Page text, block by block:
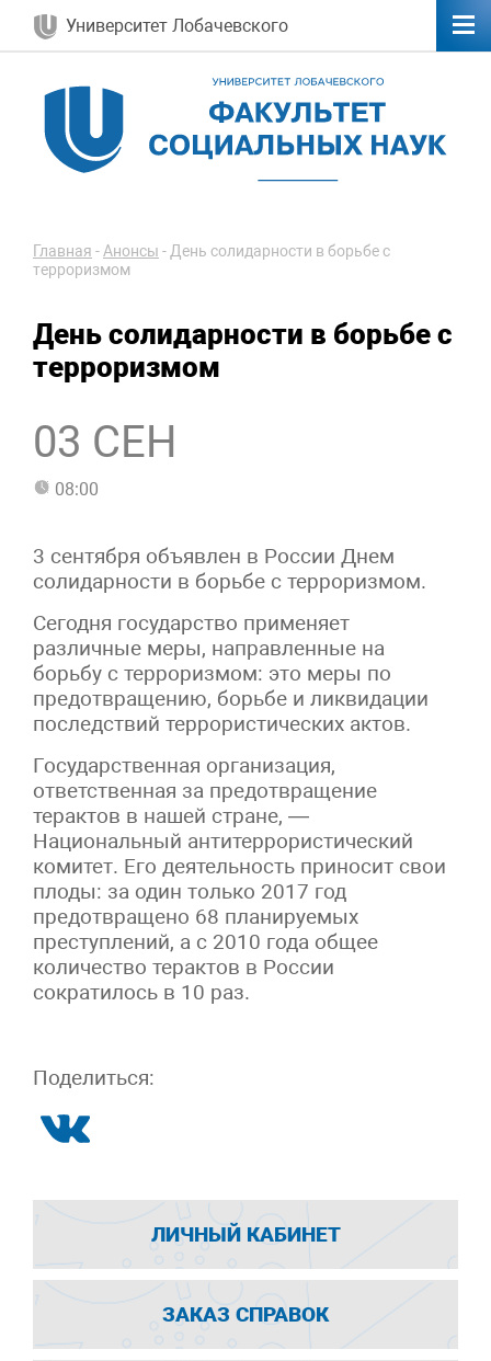
Университет Лобачевского
Главная -Анонсы -День солидарности в борьбе с
терроризмом
День солидарности в борьбе с
терроризмом
03 СЕН
08:00
3 сентября объявлен в России Днем
солидарности в борьбе с терроризмом.
Сегодня государство применяет
различные меры, направленные на
борьбу с терроризмом: это меры по
предотвращению, борьбе и ликвидации
последствий террористических актов.
Государственная организация,
ответственная за предотвращение
терактов в нашей стране, —
Национальный антитеррористический
комитет. Его деятельность приносит свои
плоды: за один только 2017 год
предотвращено 68 планируемых
преступлений, а с 2010 года общее
количество терактов в России
сократилось в 10 раз.
Поделиться:
ЛИЧНЫЙ КАБИНЕТ
ЗАКАЗ СПРАВОК